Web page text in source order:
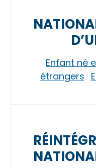
Enfant né
étrangers